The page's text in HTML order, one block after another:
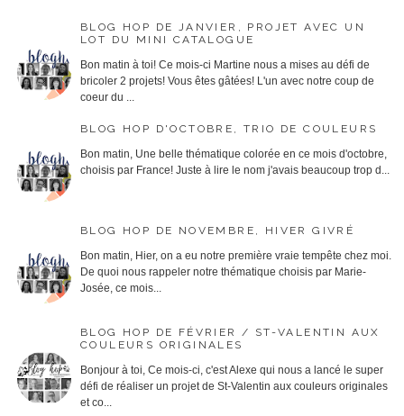
BLOG HOP DE JANVIER, PROJET AVEC UN
LOT DU MINI CATALOGUE
Bon matin à toi! Ce mois-ci Martine nous a mises au défi de
bricoler 2 projets! Vous êtes gâtées! L'un avec notre coup de
coeur du ...
BLOG HOP D'OCTOBRE, TRIO DE COULEURS
Bon matin, Une belle thématique colorée en ce mois d'octobre,
choisis par France! Juste à lire le nom j'avais beaucoup trop d...
BLOG HOP DE NOVEMBRE, HIVER GIVRÉ
Bon matin, Hier, on a eu notre première vraie tempête chez moi.
De quoi nous rappeler notre thématique choisis par Marie-
Josée, ce mois...
BLOG HOP DE FÉVRIER / ST-VALENTIN AUX
COULEURS ORIGINALES
Bonjour à toi, Ce mois-ci, c'est Alexe qui nous a lancé le super
défi de réaliser un projet de St-Valentin aux couleurs originales
et co...